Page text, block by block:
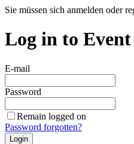
Sie müssen sich anmelden oder
Log in to
E-mail
Password
Remain logged on
Password forgotten?
Login